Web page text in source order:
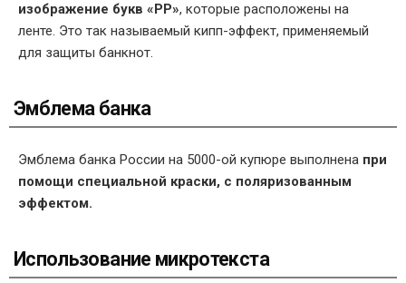
изображение букв «РР», которые расположены на
ленте. Это так называемый кипп-эффект, применяемый
для защиты банкнот.
Эмблема банка
Эмблема банка России на 5000-ой купюре выполнена при
помощи специальной краски, с поляризованным
эффектом.
Использование микротекста